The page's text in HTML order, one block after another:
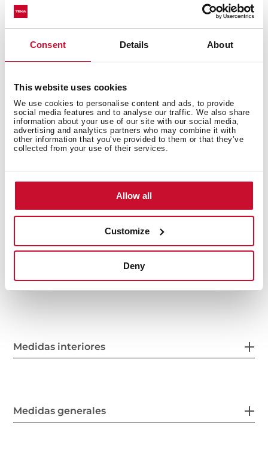
Consent Details About
This website uses cookies
We use cookies to personalise content and ads, to provide
social media features and to analyse our traffic. We also share
information about your use of our site with our social media,
advertising and analytics partners who may combine it with
other information that you’ve provided to them or that they’ve
collected from your use of their services.
Allow all
Customize
Deny
Detalles técnicos
Mandos pulsantes
2 lámparas LED
Piloto indicativo de funcionamiento
Motor de doble turbina
Capacidades de extracción: min.234 m3/h - máx.440
m3/h
-Set CFH15200 L2C (con filtro de carbón)
Medidas interiores
Medidas generales